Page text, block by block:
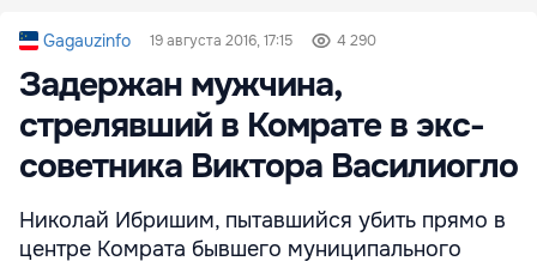
Gagauzinfo 19 августа 2016, 17:15 4 290
Задержан мужчина,
стрелявший в Комрате в экс-
советника Виктора Василиогло
Николай Ибришим, пытавшийся убить прямо в
центре Комрата бывшего муниципального